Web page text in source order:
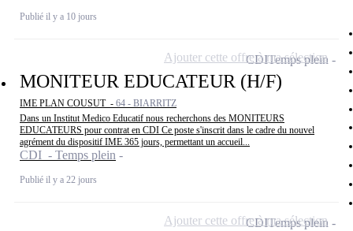
Publié il y a 10 jours
MONITEUR EDUCATEUR (H/F)
IME PLAN COUSUT - 64 - BIARRITZ
Dans un Institut Medico Educatif nous recherchons des MONITEURS
EDUCATEURS pour contrat en CDI Ce poste s'inscrit dans le cadre du nouvel
agrément du dispositif IME 365 jours, permettant un accueil...
CDI - Temps plein
Publié il y a 22 jours
CDITemps plein
Ajouter cette offre à ma sélection
CDITemps plein
Ajouter cette offre à ma sélection